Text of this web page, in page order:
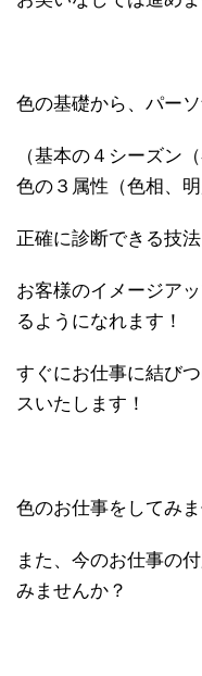
色の基礎から、パー
（基本の４シーズン
色の３属性（色相、
正確に診断できる技法
お客様のイメージア
るようになれます！
すぐにお仕事に結び
スいたします！
色のお仕事をしてみ
また、今のお仕事の
みませんか？